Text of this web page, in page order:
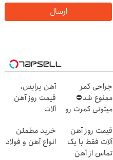
ارسال
جراحی کمر
ممنوع شد⛔
میتونی کمرت رو
کنی! 👈🏻
پرسش‌نامه
آهن پرایس،
قیمت روز آهن
آلات
قیمت روز آهن
آلات فقط با یک
تماس از آهن
خرید مطمئن
انواع آهن و فولاد